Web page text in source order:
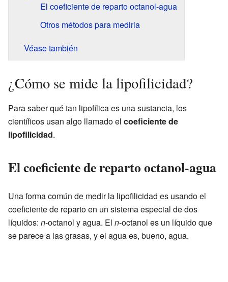
El coeficiente de reparto octanol-agua
Otros métodos para medirla
Véase también
¿Cómo se mide la lipofilicidad?
Para saber qué tan lipofílica es una sustancia, los
científicos usan algo llamado el coeficiente de
lipofilicidad.
El coeficiente de reparto octanol-agua
Una forma común de medir la lipofilicidad es usando el
coeficiente de reparto en un sistema especial de dos
líquidos: n-octanol y agua. El n-octanol es un líquido que
se parece a las grasas, y el agua es, bueno, agua.